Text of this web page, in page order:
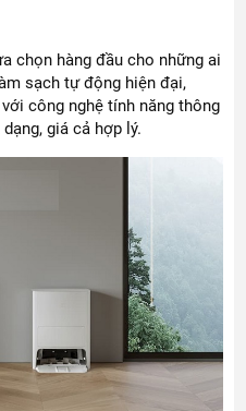
chọn hàng đầu cho những ai
sạch tự động hiện đại,
công nghệ tính năng thông
giá cả hợp lý.